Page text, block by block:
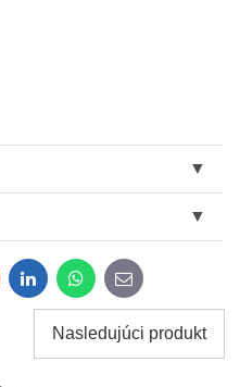
LinkedInWhatsApp
E-
mail
Nasledujúci produkt